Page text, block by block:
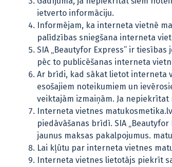
ietverto informāciju.
Informējam, ka interneta vietnē
palīdzības sniegšana interneta
SIA „Beautyfor Express” ir
pēc to publicēšanas interneta
Ar brīdi, kad sākat lietot interneta
esošajiem noteikumiem un
veiktajām izmaiņām. Ja
Interneta vietnes
piedāvāšanas brīdī. SIA
jaunus maksas pakalpojumus.
Lai kļūtu par interneta vietnes
Interneta vietnes lietotājs piekrīt